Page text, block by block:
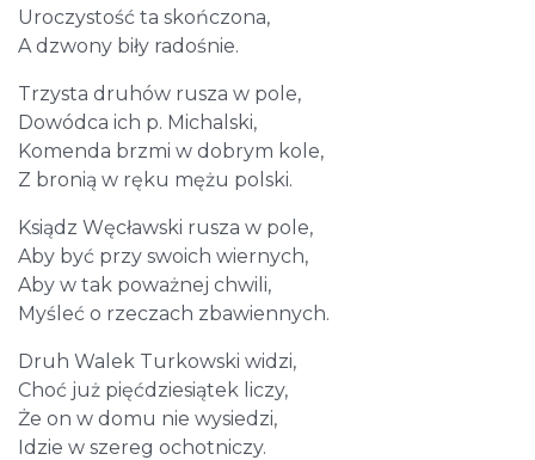
Uroczystość ta skończona,
A dzwony biły radośnie.
Trzysta druhów rusza w pole,
Dowódca ich p. Michalski,
Komenda brzmi w dobrym kole,
Z bronią w ręku mężu polski.
Ksiądz Węcławski rusza w pole,
Aby być przy swoich wiernych,
Aby w tak poważnej chwili,
Myśleć o rzeczach zbawiennych.
Druh Walek Turkowski widzi,
Choć już pięćdziesiątek liczy,
Że on w domu nie wysiedzi,
Idzie w szereg ochotniczy.